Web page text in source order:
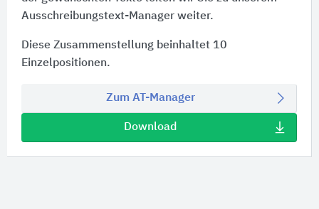
Ausschreibungstext-Manager weiter.
Diese Zusammenstellung beinhaltet 10
Einzelpositionen.
Zum AT-Manager
Download